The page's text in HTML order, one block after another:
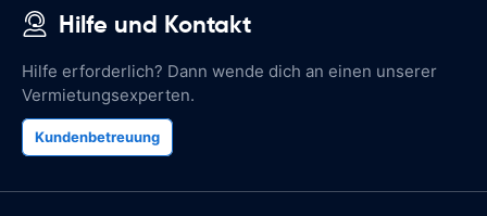
Hilfe und Kontakt
Hilfe erforderlich? Dann wende dich an einen unserer
Vermietungsexperten.
Kundenbetreuung